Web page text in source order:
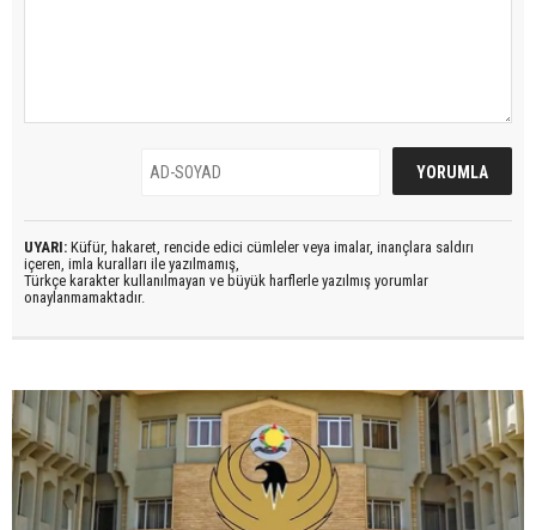
UYARI: Küfür, hakaret, rencide edici cümleler veya imalar, inançlara saldırı
içeren, imla kuralları ile yazılmamış,
Türkçe karakter kullanılmayan ve büyük harflerle yazılmış yorumlar
onaylanmamaktadır.